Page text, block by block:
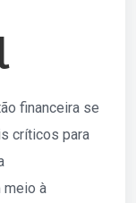
financeira se
críticos para
meio à